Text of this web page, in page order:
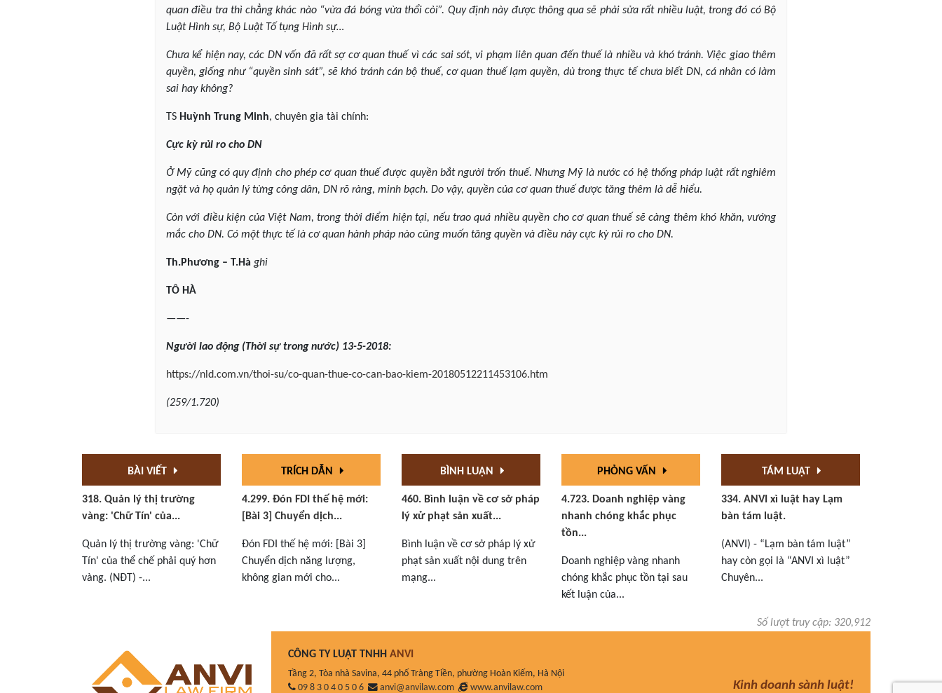
quan điều tra thì chẳng khác nào “vừa đá bóng vừa thổi còi”. Quy định này được thông qua sẽ phải sửa rất nhiều luật, trong đó có Bộ
Luật Hình sự, Bộ Luật Tố tụng Hình sự…
Chưa kể hiện nay, các DN vốn đã rất sợ cơ quan thuế vì các sai sót, vi phạm liên quan đến thuế là nhiều và khó tránh. Việc giao thêm
quyền, giống như “quyền sinh sát”, sẽ khó tránh cán bộ thuế, cơ quan thuế lạm quyền, dù trong thực tế chưa biết DN, cá nhân có làm
sai hay không?
TS Huỳnh Trung Minh, chuyên gia tài chính:
Cực kỳ rủi ro cho DN
Ở Mỹ cũng có quy định cho phép cơ quan thuế được quyền bắt người trốn thuế. Nhưng Mỹ là nước có hệ thống pháp luật rất nghiêm
ngặt và họ quản lý từng công dân, DN rõ ràng, minh bạch. Do vậy, quyền của cơ quan thuế được tăng thêm là dễ hiểu.
Còn với điều kiện của Việt Nam, trong thời điểm hiện tại, nếu trao quá nhiều quyền cho cơ quan thuế sẽ càng thêm khó khăn, vướng
mắc cho DN. Có một thực tế là cơ quan hành pháp nào cũng muốn tăng quyền và điều này cực kỳ rủi ro cho DN.
Th.Phương – T.Hà ghi
TÔ HÀ
——-
Người lao động (Thời sự trong nước) 13-5-2018:
https://nld.com.vn/thoi-su/co-quan-thue-co-can-bao-kiem-20180512211453106.htm
(259/1.720)
BÀI VIẾT
318. Quản lý thị trường
vàng: 'Chữ Tín' của...
Quản lý thị trường vàng: 'Chữ
Tín' của thể chế phải quý hơn
vàng. (NĐT) -...
TRÍCH DẪN
4.299. Đón FDI thế hệ mới:
[Bài 3] Chuyển dịch...
Đón FDI thế hệ mới: [Bài 3]
Chuyển dịch năng lượng,
không gian mới cho...
BÌNH LUẬN
460. Bình luận về cơ sở pháp
lý xử phạt sản xuất...
Bình luận về cơ sở pháp lý xử
phạt sản xuất nội dung trên
mạng...
PHỎNG VẤN
4.723. Doanh nghiệp vàng
nhanh chóng khắc phục
tồn...
Doanh nghiệp vàng nhanh
chóng khắc phục tồn tại sau
kết luận của...
TÁM LUẬT
334. ANVI xì luật hay Lạm
bàn tám luật.
(ANVI) - “Lạm bàn tám luật”
hay còn gọi là “ANVI xì luật”
Chuyên...
Số lượt truy cập: 320,912
CÔNG TY LUẬT TNHH ANVI
Tầng 2, Tòa nhà Savina, 44 phố Tràng Tiền, phường Hoàn Kiếm, Hà Nội
09 8 3 0 4 0 5 0 6
anvi@anvilaw.com www.anvilaw.com Kinh doanh sành luật!